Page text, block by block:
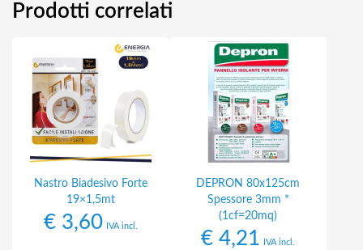
Prodotti correlati
Nastro Biadesivo Forte
19×1,5mt
€ 3,60 IVA incl.
DEPRON 80x125cm
Spessore 3mm *
(1cf=20mq)
€ 4,21 IVA incl.